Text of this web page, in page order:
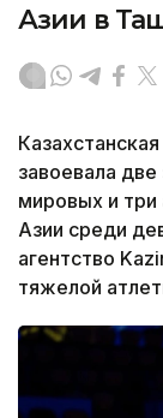
Азии в
завоевала
мировых и три
Азии среди
агентство
тяжелой